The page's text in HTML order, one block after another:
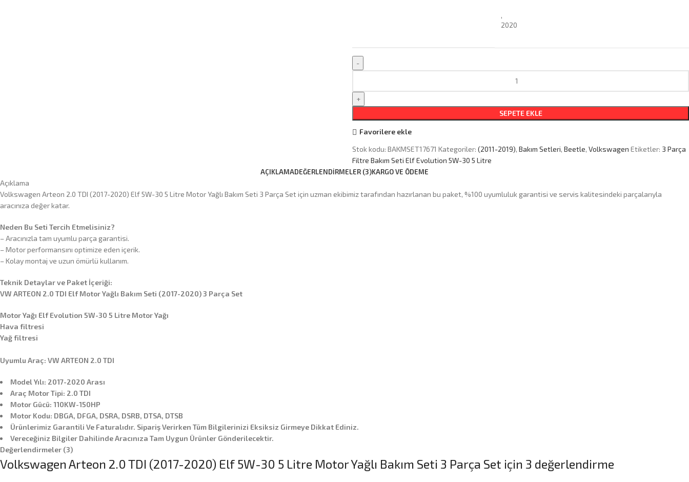
,
2020
SEPETE EKLE
Favorilere ekle
Stok kodu: BAKMSET17671 Kategoriler: (2011-2019), Bakım Setleri, Beetle, Volkswagen Etiketler: 3 Parça
Filtre Bakım Seti Elf Evolution 5W-30 5 Litre
AÇIKLAMADEĞERLENDIRMELER (3)KARGO VE ÖDEME
Açıklama
Volkswagen Arteon 2.0 TDI (2017-2020) Elf 5W-30 5 Litre Motor Yağlı Bakım Seti 3 Parça Set için uzman ekibimiz tarafından hazırlanan bu paket, %100 uyumluluk garantisi ve servis kalitesindeki parçalarıyla
aracınıza değer katar.
Neden Bu Seti Tercih Etmelisiniz?
– Aracınızla tam uyumlu parça garantisi.
– Motor performansını optimize eden içerik.
– Kolay montaj ve uzun ömürlü kullanım.
Teknik Detaylar ve Paket İçeriği:
VW ARTEON 2.0 TDI Elf Motor Yağlı Bakım Seti (2017-2020) 3 Parça Set
Motor Yağı Elf Evolution 5W-30 5 Litre Motor Yağı
Hava filtresi
Yağ filtresi
Uyumlu Araç: VW ARTEON 2.0 TDI
Model Yılı: 2017-2020 Arası
Araç Motor Tipi: 2.0 TDI
Motor Gücü: 110KW-150HP
Motor Kodu: DBGA, DFGA, DSRA, DSRB, DTSA, DTSB
Ürünlerimiz Garantili Ve Faturalıdır. Sipariş Verirken Tüm Bilgilerinizi Eksiksiz Girmeye Dikkat Ediniz.
Vereceğiniz Bilgiler Dahilinde Aracınıza Tam Uygun Ürünler Gönderilecektir.
Değerlendirmeler (3)
Volkswagen Arteon 2.0 TDI (2017-2020) Elf 5W-30 5 Litre Motor Yağlı Bakım Seti 3 Parça Set için 3 değerlendirme